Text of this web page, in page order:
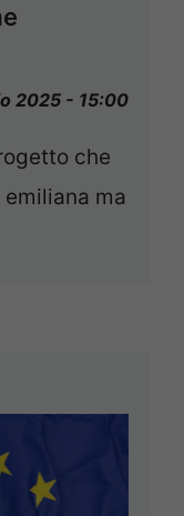
2025 - 15:00
che
ma